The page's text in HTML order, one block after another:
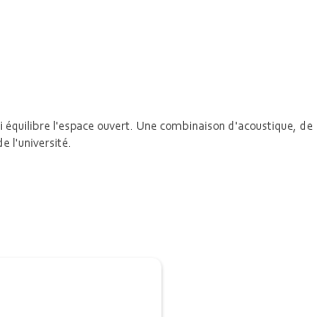
l'espace ouvert. Une combinaison d'acoustique, de
l'université.